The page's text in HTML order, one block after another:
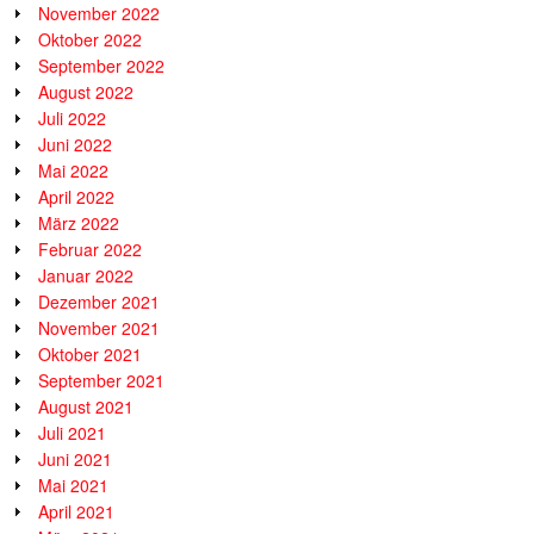
November 2022
Oktober 2022
September 2022
August 2022
Juli 2022
Juni 2022
Mai 2022
April 2022
März 2022
Februar 2022
Januar 2022
Dezember 2021
November 2021
Oktober 2021
September 2021
August 2021
Juli 2021
Juni 2021
Mai 2021
April 2021